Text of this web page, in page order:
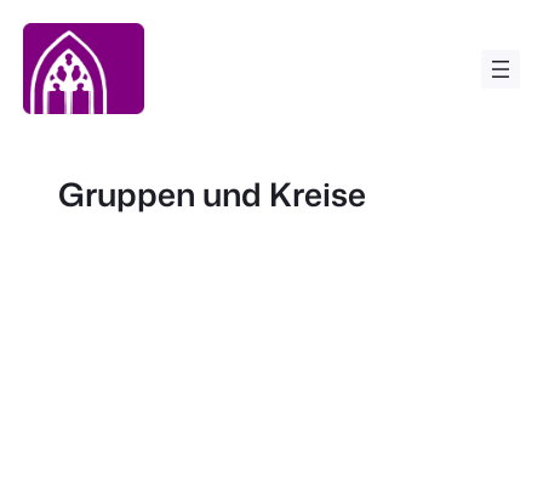
Zum
Inhalt
springen
Gruppen und Kreise